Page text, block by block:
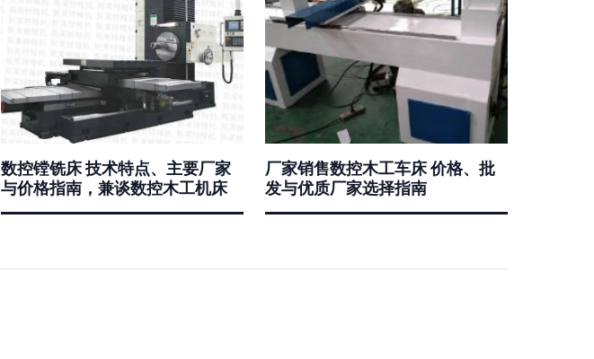
数控镗铣床 技术特点、主要厂家
与价格指南，兼谈数控木工机床
厂家销售数控木工车床 价格、批
发与优质厂家选择指南